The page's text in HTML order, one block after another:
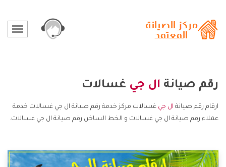
رقم صيانة ال جي غسالات
ارقام رقم صيانة ال جي غسالات مركز خدمة رقم صيانة ال جي غسالات خدمة
عملاء رقم صيانة ال جي غسالات و الخط الساخن رقم صيانة ال جي غسالات.